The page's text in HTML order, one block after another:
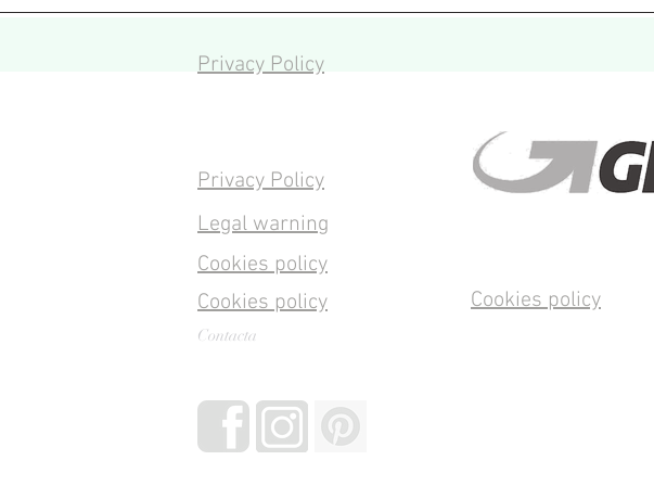
Privacy Policy
Privacy Policy
Legal warning
Cookies policy
Cookies policy
Contacta
Cookies policy